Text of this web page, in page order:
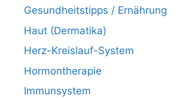
Gesundheitstipps / Ernährung
Haut (Dermatika)
Herz-Kreislauf-System
Hormontherapie
Immunsystem